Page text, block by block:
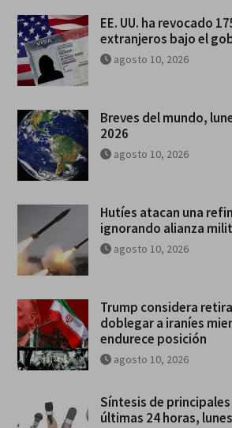
EE. UU. ha revocado
extranjeros bajo el
agosto 10, 2026
Breves del mundo,
2026
agosto 10, 2026
Hutíes atacan una
ignorando alianza
agosto 10, 2026
Trump considera
doblegar a iraníes
endurece posición
agosto 10, 2026
Síntesis de
últimas 24 horas,